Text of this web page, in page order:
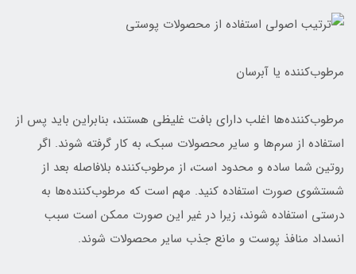
مرطوب‌کننده یا آبرسان
مرطوب‌کننده‌ها اغلب دارای بافت غلیظی هستند، بنابراین باید پس از
استفاده از سرم‌ها و سایر محصولات سبک، به کار گرفته شوند. اگر
روتین شما ساده و محدود است، از مرطوب‌کننده بلافاصله بعد از
شستشوی صورت استفاده کنید. مهم است که مرطوب‌کننده‌ها به
درستی استفاده شوند، زیرا در غیر این صورت ممکن است سبب
انسداد منافذ پوست و مانع جذب سایر محصولات شوند.